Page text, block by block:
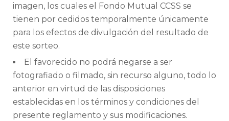
imagen, los cuales el Fondo Mutual CCSS se
tienen por cedidos temporalmente únicamente
para los efectos de divulgación del resultado de
este sorteo.
El favorecido no podrá negarse a ser
fotografiado o filmado, sin recurso alguno, todo lo
anterior en virtud de las disposiciones
establecidas en los términos y condiciones del
presente reglamento y sus modificaciones.